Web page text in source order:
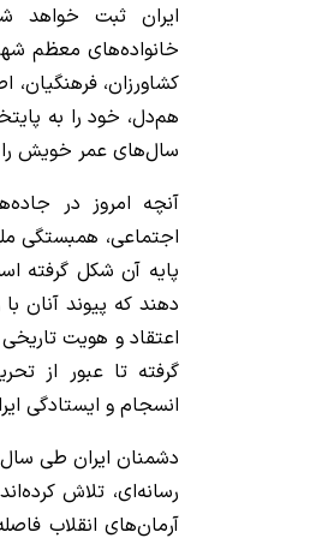
ایران ثبت خواهد
خانواده‌های معظم
کشاورزان،
هم‌دل، خود را به
سال‌های عمر خویش را
آنچه امروز در
اجتماعی، همبستگی
پایه آن شکل گرفته
دهند که پیوند آنان
اعتقاد و هویت
گرفته تا عبور از
انسجام و ایستادگی
دشمنان ایران طی
رسانه‌ای، تلاش
آرمان‌های انقلاب